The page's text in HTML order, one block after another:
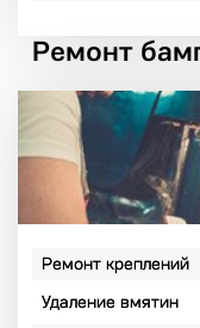
Ремонт
Ремонт креплений
Удаление вмятин